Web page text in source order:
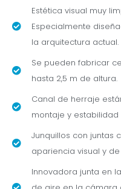
Estética visual muy
Especialmente
la arquitectura actual.
Se pueden fabricar
hasta 2,5 m de altura.
Canal de herraje
montaje y estabilidad
Junquillos con juntas
apariencia visual y
Innovadora junta en